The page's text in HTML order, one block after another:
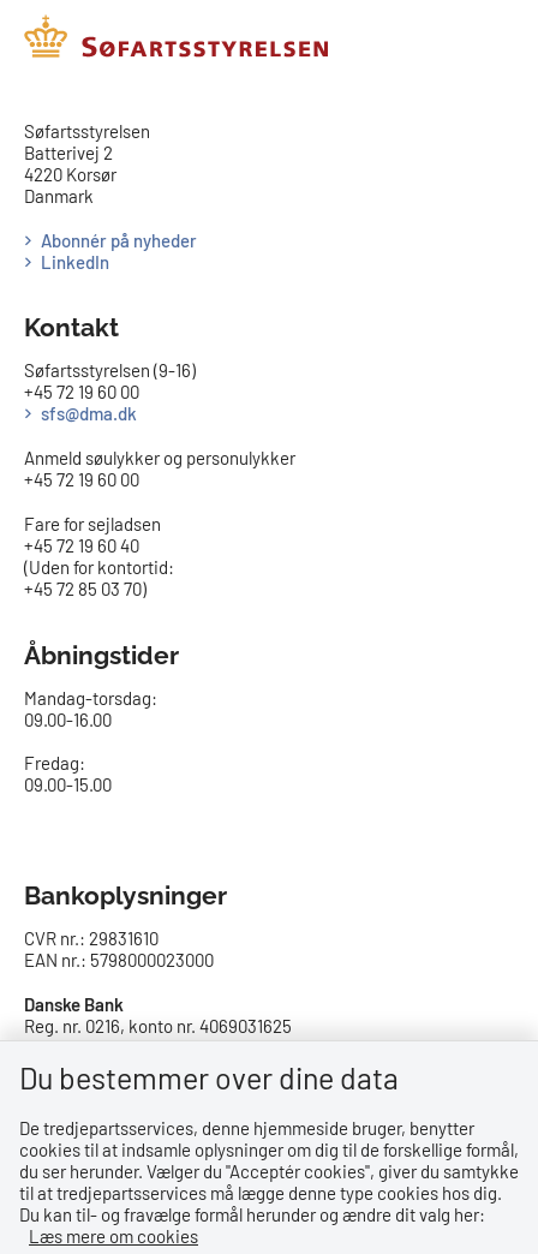
​​Søfartsstyrelsen
Batterivej 2
4220 Korsør
Danmark
Abonnér på nyheder
LinkedIn
Kontakt
Søfartsstyrelsen (9-16)
+45 72 19 60 00
sfs@dma.dk
Anmeld søulykker og personulykker
+45 72 19 60 00
Fare for sejladsen
+45 72 19 60 40
(Uden for kontortid:
+45 72 85 03 70)
Åbningstider
Mandag-torsdag:
09.00-16.00​
Fredag:
09.00-15.00
Bankoplysninger
CVR nr.: 29831610
EAN nr.: 5798000023000
Danske Bank
Reg. nr. 0216, konto nr. 4069031625
IBAN: DK8402164069031625
SWIFT: DABADKKK
Privatlivspolitik
Privatlivspolitik
Tilgængelighedserklæring
Du bestemmer over dine data
De tredjepartsservices, denne hjemmeside bruger, benytter
cookies til at indsamle oplysninger om dig til de forskellige formål,
du ser herunder. Vælger du ''Acceptér cookies'', giver du samtykke
til at tredjepartsservices må lægge denne type cookies hos dig.
Du kan til- og fravælge formål herunder og ændre dit valg her:
Læs mere om cookies